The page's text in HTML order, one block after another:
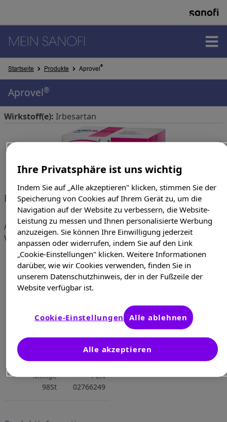
THERAPIEGEBIETE
SUCHERGEBNISSE
Startseite Produkte Aprovel ®
Aprovel®
Wirkstoff(e): Irbesartan
Produkte & Darreichungsform
APROVEL 150 mg Filmtabletten
verschreibungspflichtig
Menge
PZN
98St
02766249
Ihre Privatsphäre ist uns wichtig
Indem Sie auf „Alle akzeptieren" klicken, stimmen Sie der
Speicherung von Cookies auf Ihrem Gerät zu, um die
Navigation auf der Website zu verbessern, die Website-
Leistung zu messen und Ihnen personalisierte Werbung
anzuzeigen. Sie können Ihre Einwilligung jederzeit
anpassen oder widerrufen, indem Sie auf den Link
„Cookie-Einstellungen" klicken. Weitere Informationen
darüber, wie wir Cookies verwenden, finden Sie in
unserem Datenschutzhinweis, der in der Fußzeile der
Website verfügbar ist.
Cookie-Einstellungen
Alle akzeptieren
Alle ablehnen